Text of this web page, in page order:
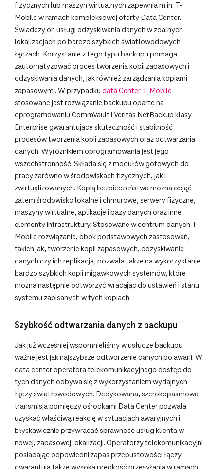
fizycznych lub maszyn wirtualnych zapewnia m.in. T-
Mobile w ramach kompleksowej oferty Data Center.
Świadczy on usługi odzyskiwania danych w zdalnych
lokalizacjach po bardzo szybkich światłowodowych
łączach. Korzystanie z tego typu backupu pomaga
zautomatyzować proces tworzenia kopii zapasowych i
odzyskiwania danych, jak również zarządzania kopiami
zapasowymi. W przypadku data Center T-Mobile
stosowane jest rozwiązanie backupu oparte na
oprogramowaniu CommVault i Veritas NetBackup klasy
Enterprise gwarantujące skuteczność i stabilność
procesów tworzenia kopii zapasowych oraz odtwarzania
danych. Wyróżnikiem oprogramowania jest jego
wszechstronność. Składa się z modułów gotowych do
pracy zarówno w środowiskach fizycznych, jak i
zwirtualizowanych. Kopią bezpieczeństwa można objąć
zatem środowisko lokalne i chmurowe, serwery fizyczne,
maszyny wirtualne, aplikacje i bazy danych oraz inne
elementy infrastruktury. Stosowane w centrum danych T-
Mobile rozwiązanie, obok podstawowych zastosowań,
takich jak, tworzenie kopii zapasowych, odzyskiwanie
danych czy ich replikacja, pozwala także na wykorzystanie
bardzo szybkich kopii migawkowych systemów, które
można następnie odtworzyć wracając do ustawień i stanu
systemu zapisanych w tych kopiach.
Szybkość odtwarzania danych z backupu
Jak już wcześniej wspomnieliśmy w usłudze backupu
ważne jest jak najszybsze odtworzenie danych po awarii. W
data center operatora telekomunikacyjnego dostęp do
tych danych odbywa się z wykorzystaniem wydajnych
łączy światłowodowych. Dedykowana, szerokopasmowa
transmisja pomiędzy ośrodkami Data Center pozwala
uzyskać właściwą reakcję w sytuacjach awaryjnych i
błyskawicznie przywracać sprawność usług klienta w
nowej, zapasowej lokalizacji. Operatorzy telekomunikacyjni
posiadając odpowiedni zapas przepustowości łączy
gwarantują także wysoką prędkość przesyłania w ramach